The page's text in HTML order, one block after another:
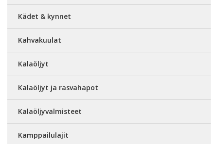
Kädet & kynnet
Kahvakuulat
Kalaöljyt
Kalaöljyt ja rasvahapot
Kalaöljyvalmisteet
Kamppailulajit